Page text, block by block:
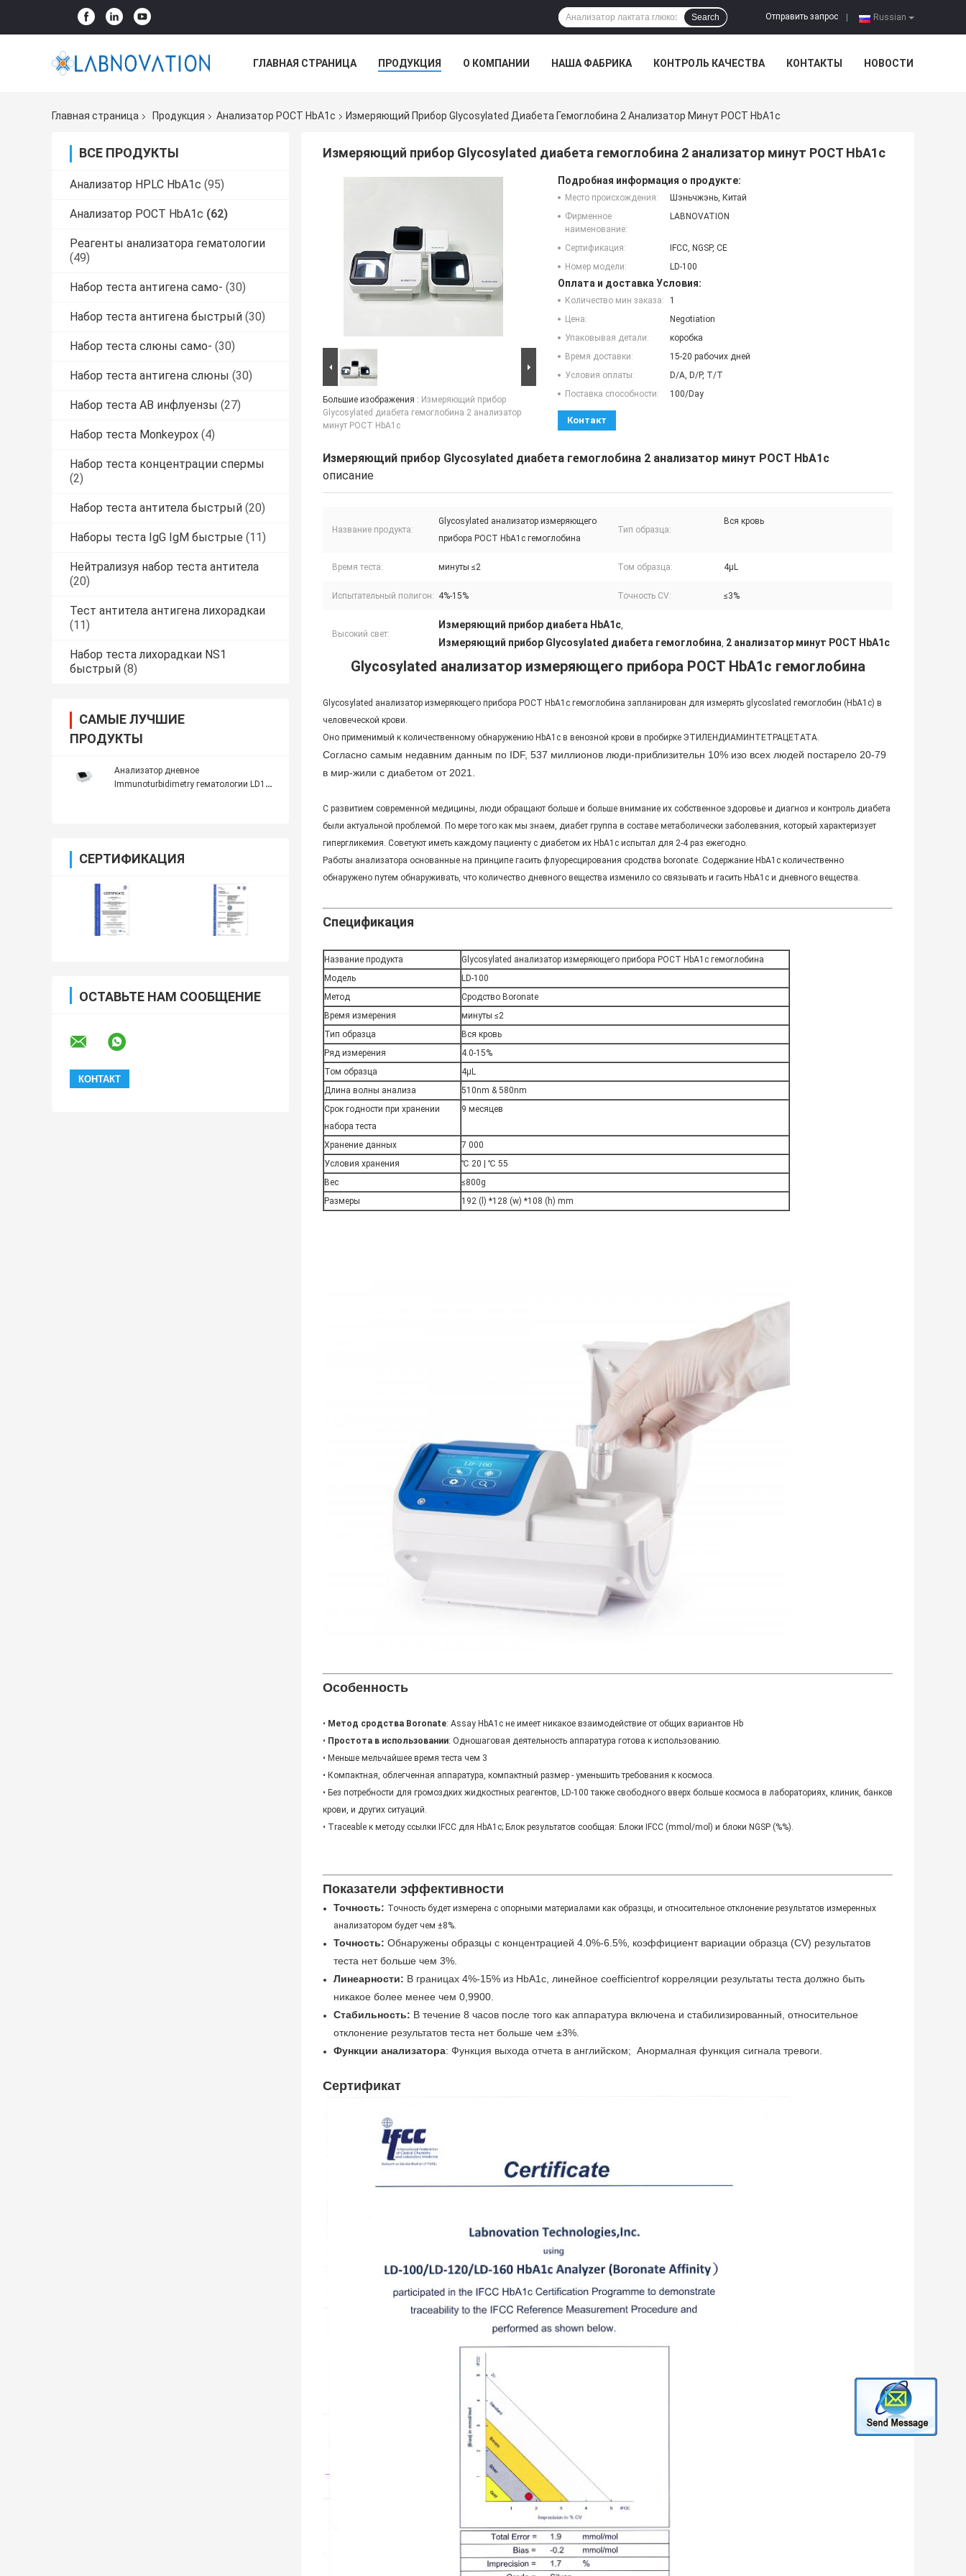
Russian
Отправить запрос
Search
ГЛАВНАЯ СТРАНИЦА ПРОДУКЦИЯ О КОМПАНИИ НАША ФАБРИКА КОНТРОЛЬ КАЧЕСТВА КОНТАКТЫ НОВОСТИ
Главная страница
Продукция Анализатор POCT HbA1c Измеряющий Прибор Glycosylated Диабета Гемоглобина 2 Анализатор Минут POCT HbA1c
ВСЕ ПРОДУКТЫ
Анализатор HPLC HbA1c (95)
Анализатор POCT HbA1c (62)
Реагенты анализатора гематологии
(49)
Набор теста антигена само- (30)
Набор теста антигена быстрый (30)
Набор теста слюны само- (30)
Набор теста антигена слюны (30)
Набор теста AB инфлуензы (27)
Набор теста Monkeypox (4)
Набор теста концентрации спермы
(2)
Набор теста антитела быстрый (20)
Наборы теста IgG IgM быстрые (11)
Нейтрализуя набор теста антитела
(20)
Тест антитела антигена лихорадкаи
(11)
Набор теста лихорадкаи NS1
быстрый (8)
САМЫЕ ЛУЧШИЕ
ПРОДУКТЫ
Анализатор дневное
Immunoturbidimetry гематологии LD100
СЕРТИФИКАЦИЯ
ОСТАВЬТЕ НАМ СООБЩЕНИЕ
Измеряющий прибор Glycosylated диабета гемоглобина 2 анализатор минут POCT HbA1c
Большие изображения : Измеряющий прибор
Glycosylated диабета гемоглобина 2 анализатор
минут POCT HbA1c
Подробная информация о продукте:
Место происхождения:
Шэньчжэнь, Китай
Фирменное
наименование:
LABNOVATION
Сертификация:
IFCC, NGSP, CE
Номер модели:
LD-100
Оплата и доставка Условия:
Количество мин заказа:
1
Цена:
Negotiation
Упаковывая детали:
коробка
Время доставки:
15-20 рабочих дней
Условия оплаты:
D/A, D/P, T/T
Поставка способности:
100/Day
Контакт
Измеряющий прибор Glycosylated диабета гемоглобина 2 анализатор минут POCT HbA1c
описание
Название продукта:
Glycosylated анализатор измеряющего
прибора POCT HbA1c гемоглобина
Тип образца:
Вся кровь
Время теста: минуты ≤2 Том образца: 4μL
Испытательный полигон: 4%-15% Точность CV: ≤3%
Высокий свет:
Измеряющий прибор диабета HbA1c,
Измеряющий прибор Glycosylated диабета гемоглобина, 2 анализатор минут POCT HbA1c
Glycosylated анализатор измеряющего прибора POCT HbA1c гемоглобина
Glycosylated анализатор измеряющего прибора POCT HbA1c гемоглобина запланирован для измерять glycoslated гемоглобин (HbA1c) в
человеческой крови.
Оно применимый к количественному обнаружению HbA1c в венозной крови в пробирке ЭТИЛЕНДИАМИНТЕТРАЦЕТАТА.
Согласно самым недавним данным по IDF, 537 миллионов люди-приблизительн 10% изо всех людей постарело 20-79
в мир-жили с диабетом от 2021.
С развитием современной медицины, люди обращают больше и больше внимание их собственное здоровье и диагноз и контроль диабета
были актуальной проблемой. По мере того как мы знаем, диабет группа в составе метаболически заболевания, который характеризует
гипергликемия. Советуют иметь каждому пациенту с диабетом их HbA1c испытал для 2-4 раз ежегодно.
Работы анализатора основанные на принципе гасить флуоресцирования сродства boronate. Содержание HbA1c количественно
обнаружено путем обнаруживать, что количество дневного вещества изменило со связывать и гасить HbA1c и дневного вещества.
Спецификация
Название продукта
Glycosylated анализатор измеряющего прибора POCT HbA1c гемоглобина
Модель
LD-100
Метод
Сродство Boronate
Время измерения
минуты ≤2
Тип образца
Вся кровь
Ряд измерения
4.0-15%
Том образца
4μL
Длина волны анализа
510nm & 580nm
Срок годности при хранении
набора теста
9 месяцев
Хранение данных
7 000
Условия хранения
℃ 20 | ℃ 55
Вес
≤800g
Размеры
192 (l) *128 (w) *108 (h) mm
Особенность
• Метод сродства Boronate: Assay HbA1c не имеет никакое взаимодействие от общих вариантов Hb
• Простота в использовании: Одношаговая деятельность аппаратура готова к использованию.
• Меньше мельчайшее время теста чем 3
• Компактная, облегченная аппаратура, компактный размер - уменьшить требования к космоса.
• Без потребности для громоздких жидкостных реагентов, LD-100 также свободного вверх больше космоса в лабораториях, клиник, банков
крови, и других ситуаций.
• Traceable к методу ссылки IFCC для HbA1c; Блок результатов сообщая: Блоки IFCC (mmol/mol) и блоки NGSP (%%).
Показатели эффективности
Точность: Точность будет измерена с опорными материалами как образцы, и относительное отклонение результатов измеренных
анализатором будет чем ±8%.
Точность: Обнаружены образцы с концентрацией 4.0%-6.5%, коэффициент вариации образца (CV) результатов
теста нет больше чем 3%.
Линеарности: В границах 4%-15% из HbA1c, линейное coefficientrof корреляции результаты теста должно быть
никакое более менее чем 0,9900.
Стабильность: В течение 8 часов после того как аппаратура включена и стабилизированный, относительное
отклонение результатов теста нет больше чем ±3%.
Функции анализатора: Функция выхода отчета в английском; Анормалная функция сигнала тревоги.
Сертификат